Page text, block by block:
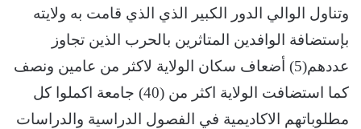
وتناول الوالي الدور الكبير الذي الذي قامت به ولايته
بإستضافة الوافدين المتاثرين بالحرب الذين تجاوز
عددهم(5) أضعاف سكان الولاية لاكثر من عامين ونصف
كما استضافت الولاية اكثر من (40) جامعة اكملوا كل
مطلوباتهم الاكاديمية في الفصول الدراسية والدراسات